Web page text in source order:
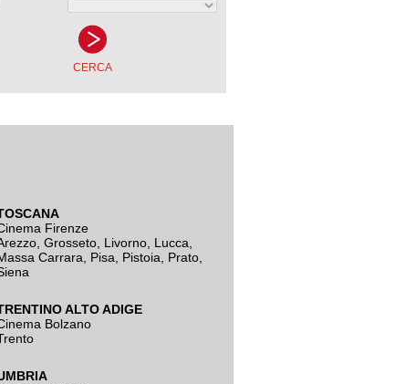
Firenze
Grosseto Livorno Lucca
Carrara
Pisa Pistoia Prato
ALTO ADIGE
Bolzano